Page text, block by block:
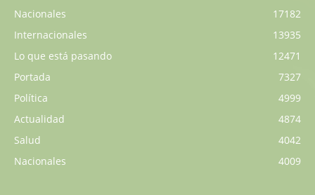
Nacionales
17182
Internacionales
13935
Lo que está pasando
12471
Portada
7327
Política
4999
Actualidad
4874
Salud
4042
Nacionales
4009